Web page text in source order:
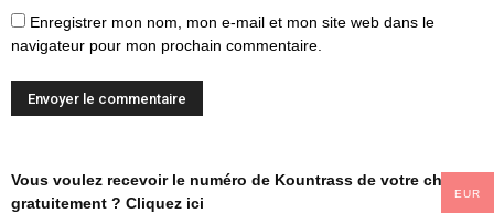
Enregistrer mon nom, mon e-mail et mon site web dans le
navigateur pour mon prochain commentaire.
Vous voulez recevoir le numéro de Kountrass de votre choix
gratuitement ? Cliquez ici
EUR